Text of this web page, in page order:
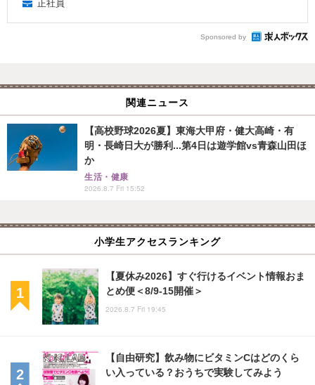
正社員
Sponsored by
関連ニュース
【高校野球2026夏】東海大甲府・健大高崎・有
明・長崎日大が勝利...第4日は遊学館vs青森山田ほ
か
生活・健康
2026.8.7 Fri 15:52
小学生アクセスランキング
【夏休み2026】すぐ行けるイベント情報おま
とめ便＜8/9-15開催＞
2026.8.7 Fri 19:45
【自由研究】飲み物にビタミンCはどのくら
い入っている？おうちで実験してみよう